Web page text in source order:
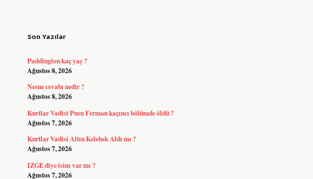
Son Yazılar
Paddington kaç yaş ?
Ağustos 8, 2026
Nesne cevabı nedir ?
Ağustos 8, 2026
Kurtlar Vadisi Pusu Ferman kaçıncı bölümde öldü ?
Ağustos 7, 2026
Kurtlar Vadisi Altın Kelebek Aldı mı ?
Ağustos 7, 2026
IZGE diye isim var mı ?
Ağustos 7, 2026